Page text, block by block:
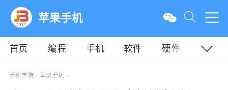
苹果手机
首页 编程 手机 软件
硬件
教程
平面
手机学院> 苹果手机>